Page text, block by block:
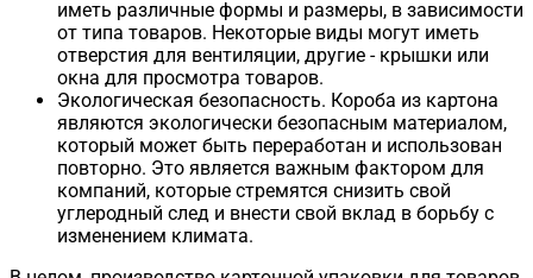
иметь различные формы и размеры, в зависимости
от типа товаров. Некоторые виды могут иметь
отверстия для вентиляции, другие - крышки или
окна для просмотра товаров.
Экологическая безопасность. Короба из картона
являются экологически безопасным материалом,
который может быть переработан и использован
повторно. Это является важным фактором для
компаний, которые стремятся снизить свой
углеродный след и внести свой вклад в борьбу с
изменением климата.